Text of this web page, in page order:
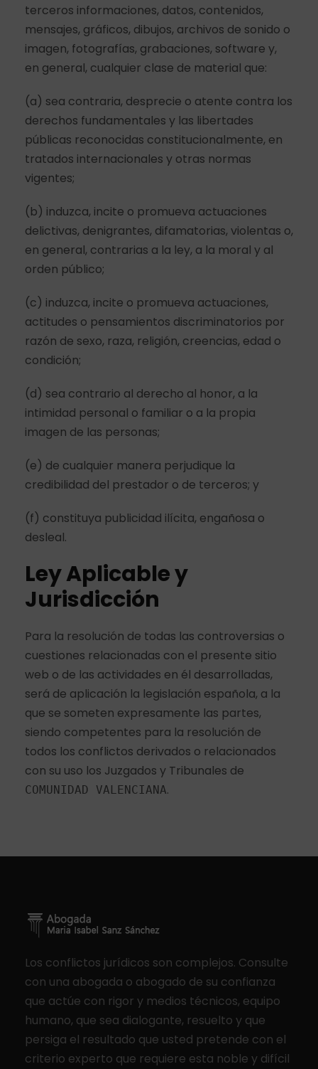
terceros informaciones, datos, contenidos,
mensajes, gráficos, dibujos, archivos de sonido o
imagen, fotografías, grabaciones, software y,
en general, cualquier clase de material que:
(a) sea contraria, desprecie o atente contra los
derechos fundamentales y las libertades
públicas reconocidas constitucionalmente, en
tratados internacionales y otras normas
vigentes;
(b) induzca, incite o promueva actuaciones
delictivas, denigrantes, difamatorias, violentas o,
en general, contrarias a la ley, a la moral y al
orden público;
(c) induzca, incite o promueva actuaciones,
actitudes o pensamientos discriminatorios por
razón de sexo, raza, religión, creencias, edad o
condición;
(d) sea contrario al derecho al honor, a la
intimidad personal o familiar o a la propia
imagen de las personas;
(e) de cualquier manera perjudique la
credibilidad del prestador o de terceros; y
(f) constituya publicidad ilícita, engañosa o
desleal.
Ley Aplicable y
Jurisdicción
Para la resolución de todas las controversias o
cuestiones relacionadas con el presente sitio
web o de las actividades en él desarrolladas,
será de aplicación la legislación española, a la
que se someten expresamente las partes,
siendo competentes para la resolución de
todos los conflictos derivados o relacionados
con su uso los Juzgados y Tribunales de
COMUNIDAD VALENCIANA.
Los conflictos jurídicos son complejos. Consulte
con una abogada o abogado de su confianza
que actúe con rigor y medios técnicos, equipo
humano, que sea dialogante, resuelto y que
persiga el resultado que usted pretende con el
criterio experto que requiere esta noble y difícil